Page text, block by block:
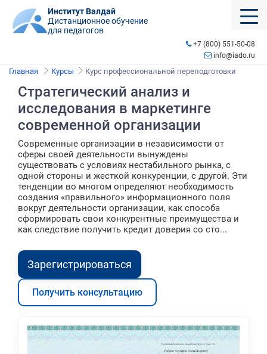
Институт Валдай
Дистанционное обучение
для педагогов
+7 (800) 551-50-08
info@iado.ru
Главная Курсы Курс профессиональной переподготовки
Стратегический анализ и
исследования в маркетинге
современной организации
Современные организации в независимости от
сферы своей деятельности вынуждены
существовать с условиях нестабильного рынка, с
одной стороны и жесткой конкуренции, с другой. Эти
тенденции во многом определяют необходимость
создания «правильного» информационного поля
вокруг деятельности организации, как способа
сформировать свои конкурентные преимущества и
как следствие получить кредит доверия со сто...
Зарегистрироваться
Получить консультацию